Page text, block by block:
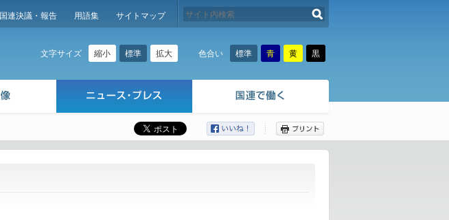
国連決議・報告 用語集 サイトマップ
文字サイズ 縮小 標準 拡大 色合い 標準 青 黄 黒